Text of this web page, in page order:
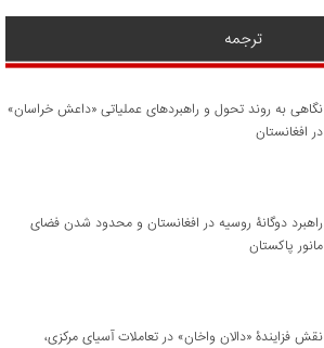
ترجمه
نگاهی به روند تحول و راهبردهای عملیاتی «داعش خراسان»
در افغانستان
راهبرد دوگانۀ روسیه در افغانستان و محدود شدن فضای
مانور پاکستان
نقش فزایندۀ «دالان واخان» در تعاملات آسیای مرکزی،